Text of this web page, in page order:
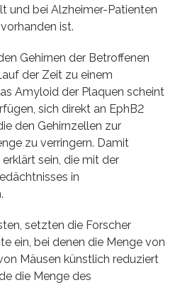
und bei Alzheimer-Patienten
ist.
Gehirnen der Betroffenen
der Zeit zu einem
Amyloid der Plaquen scheint
sich direkt an EphB2
den Gehirnzellen zur
zu verringern. Damit
sein, die mit der
in
setzten die Forscher
ein, bei denen die Menge von
Mäusen künstlich reduziert
die Menge des